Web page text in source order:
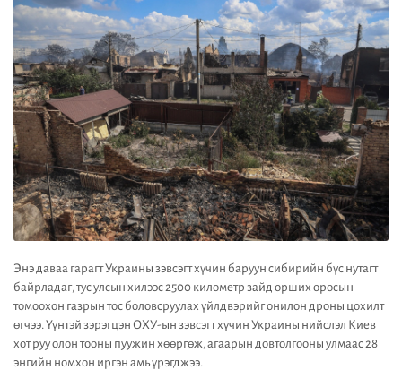
Энэ даваа гарагт Украины зэвсэгт хүчин баруун сибирийн бүс нутагт
байрладаг, тус улсын хилээс 2500 километр зайд орших оросын
томоохон газрын тос боловсруулах үйлдвэрийг онилон дроны цохилт
өгчээ. Үүнтэй зэрэгцэн ОХУ-ын зэвсэгт хүчин Украины нийслэл Киев
хот руу олон тооны пуужин хөөргөж, агаарын довтолгооны улмаас 28
энгийн номхон иргэн амь үрэгджээ.